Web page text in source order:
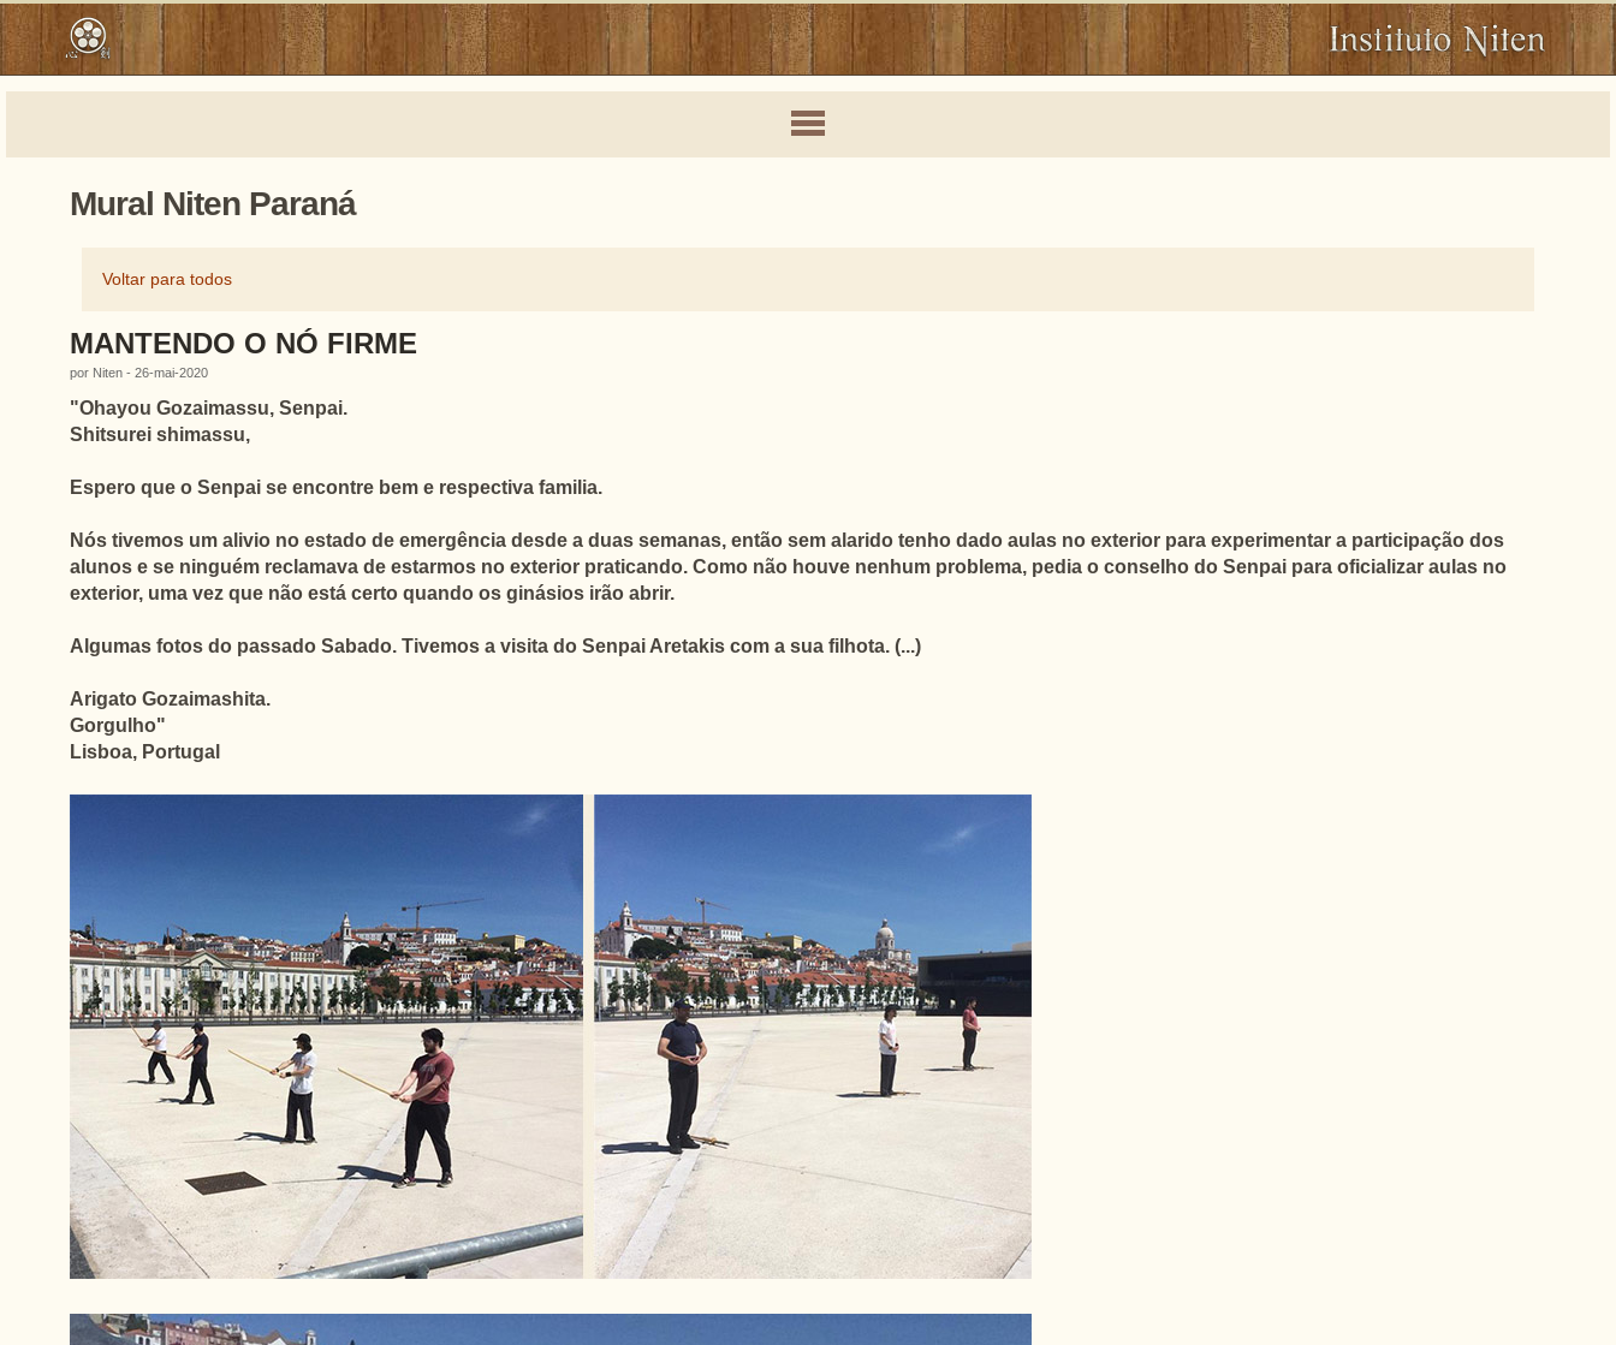
Mural Niten Paraná
Voltar para todos
MANTENDO O NÓ FIRME
por Niten - 26-mai-2020
"Ohayou Gozaimassu, Senpai.
Shitsurei shimassu,
Espero que o Senpai se encontre bem e respectiva familia.
Nós tivemos um alivio no estado de emergência desde a duas semanas, então sem alarido tenho dado aulas no exterior para experimentar a participação dos
alunose se ninguém reclamava de estarmos no exterior praticando. Como não houve nenhum problema, pedia o conselho do Senpai para oficializar aulas no
exterior, uma vez que não está certo quando os ginásios irão abrir.
Algumas fotos do passado Sabado. Tivemos a visita do Senpai Aretakis com a sua filhota. (...)
Arigato Gozaimashita.
Gorgulho"
Lisboa, Portugal